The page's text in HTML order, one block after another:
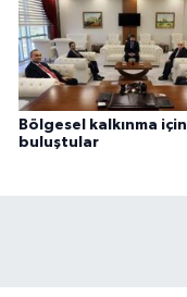
Bölgesel kalkınma için
buluştular